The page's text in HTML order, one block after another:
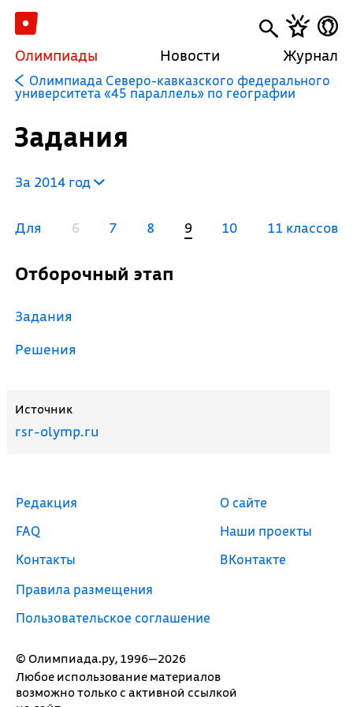
Олимпиады Новости Журнал
Олимпиада Северо-кавказского федерального
университета «45 параллель» по географии
Задания
За 2014 год
Для 6 7 8 9 10 11 классов
Отборочный этап
Задания
Решения
Источник
rsr-olymp.ru
© Олимпиада.ру, 1996—2026
Любое использование материалов
возможно только с активной ссылкой
Редакция
FAQ
Контакты
Правила размещения
Пользовательское соглашение
О сайте
Наши проекты
ВКонтакте